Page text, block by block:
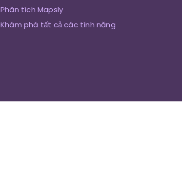
Phân tích Mapsly
Khám phá tất cả các tính năng